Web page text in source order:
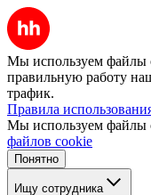
Мы используем файлы
правильную работу
трафик.
Правила
Мы используем файлы
файлов cookie
Понятно
Ищу сотрудника